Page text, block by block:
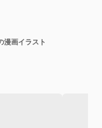
漫画イラスト